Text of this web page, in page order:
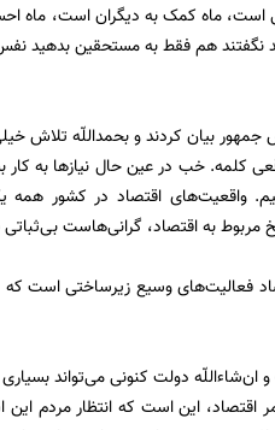
است، ماه کمک به دیگران است، ماه
نگفتند هم فقط به مستحقین بدهید
بیان کردند و بحمداللّه تلاش
کلمه. خب در عین حال نیازها به
واقعیت‌های اقتصاد در کشور
به اقتصاد، گرانی‌هاست
فعالیت‌های وسیع زیرساختی است که
و ان‌شاءاللّه دولت کنونی می‌تواند
اقتصاد، این است که انتظار مردم